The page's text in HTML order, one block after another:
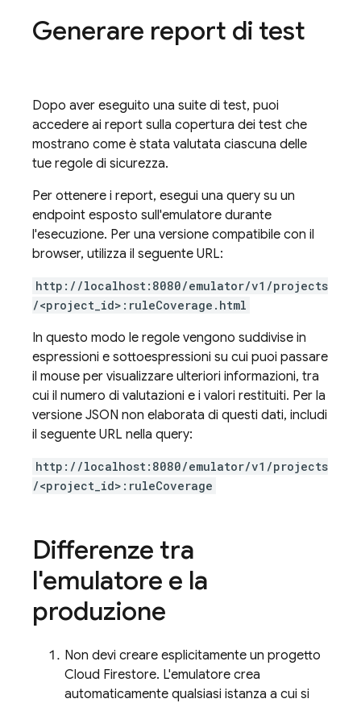
Generare report di test
Dopo aver eseguito una suite di test, puoi
accedere ai report sulla copertura dei test che
mostrano come è stata valutata ciascuna delle
tue regole di sicurezza.
Per ottenere i report, esegui una query su un
endpoint esposto sull'emulatore durante
l'esecuzione. Per una versione compatibile con il
browser, utilizza il seguente URL:
http://localhost:8080/emulator/v1/projects
/<project_id>:ruleCoverage.html
In questo modo le regole vengono suddivise in
espressioni e sottoespressioni su cui puoi passare
il mouse per visualizzare ulteriori informazioni, tra
cui il numero di valutazioni e i valori restituiti. Per la
versione JSON non elaborata di questi dati, includi
il seguente URL nella query:
http://localhost:8080/emulator/v1/projects
/<project_id>:ruleCoverage
Differenze tra
l'emulatore e la
produzione
Non devi creare esplicitamente un progetto
Cloud Firestore. L'emulatore crea
automaticamente qualsiasi istanza a cui si